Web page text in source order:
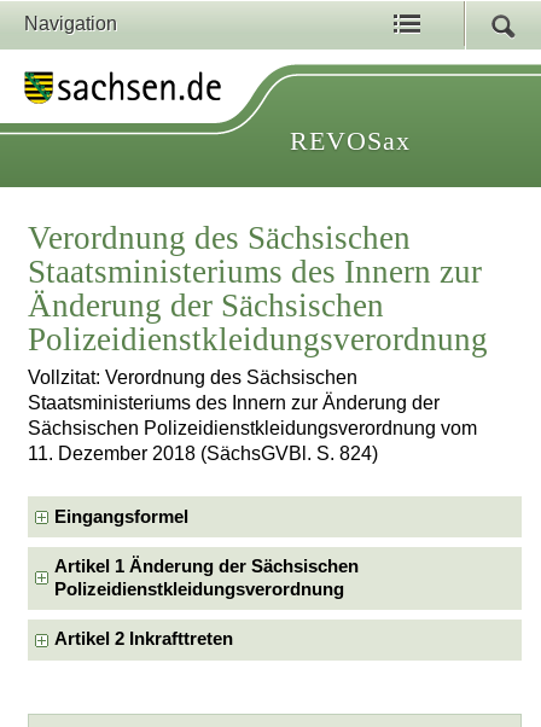
Navigation
REVOSax
Verordnung des Sächsischen
Staatsministeriums des Innern zur
Änderung der Sächsischen
Polizeidienstkleidungsverordnung
Vollzitat: Verordnung des Sächsischen
Staatsministeriums des Innern zur Änderung der
Sächsischen Polizeidienstkleidungsverordnung vom
11. Dezember 2018 (SächsGVBl. S. 824)
Eingangsformel
Artikel 1 Änderung der Sächsischen
Polizeidienstkleidungsverordnung
Artikel 2 Inkrafttreten